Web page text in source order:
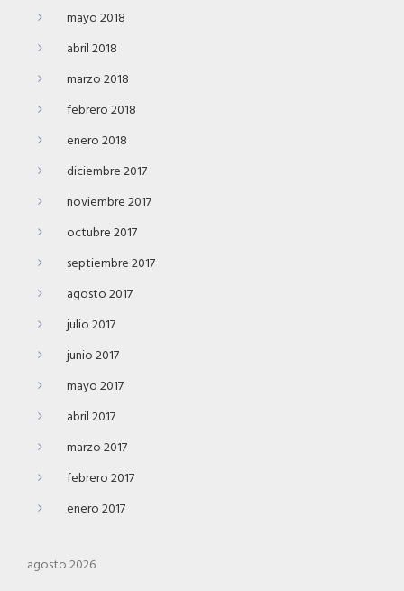
mayo 2018
abril 2018
marzo 2018
febrero 2018
enero 2018
diciembre 2017
noviembre 2017
octubre 2017
septiembre 2017
agosto 2017
julio 2017
junio 2017
mayo 2017
abril 2017
marzo 2017
febrero 2017
enero 2017
agosto 2026